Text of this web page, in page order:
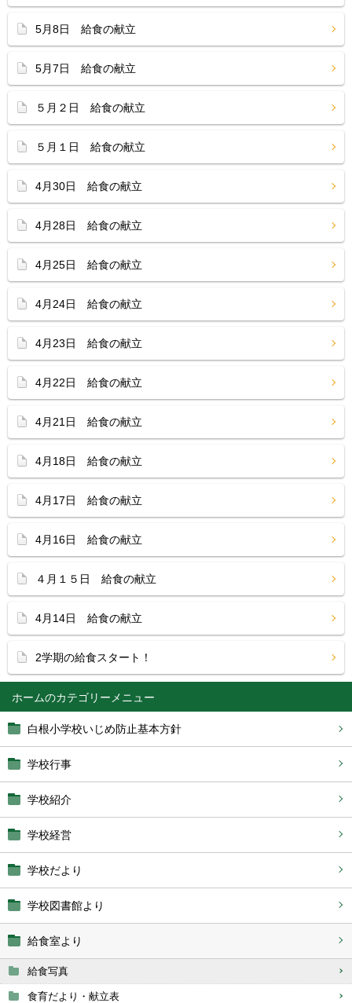
ホーム
白根小学校いじめ防止基本方針
学校行事
学校紹介
学校経営
学校だより
学校図書館より
給食室より
給食写真
食育だより・献立表
5月8日 給食の献立
5月7日 給食の献立
５月２日 給食の献立
５月１日 給食の献立
4月30日 給食の献立
4月28日 給食の献立
4月25日 給食の献立
4月24日 給食の献立
4月23日 給食の献立
4月22日 給食の献立
4月21日 給食の献立
4月18日 給食の献立
4月17日 給食の献立
4月16日 給食の献立
４月１５日 給食の献立
4月14日 給食の献立
2学期の給食スタート！